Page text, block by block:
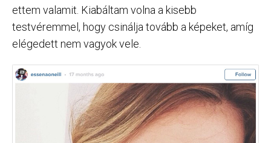
ettem valamit. Kiabáltam volna a kisebb
testvéremmel, hogy csinálja tovább a képeket, amíg
elégedett nem vagyok vele.